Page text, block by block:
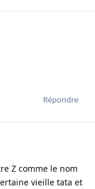
Répondre
Z comme le nom
vieille tata et